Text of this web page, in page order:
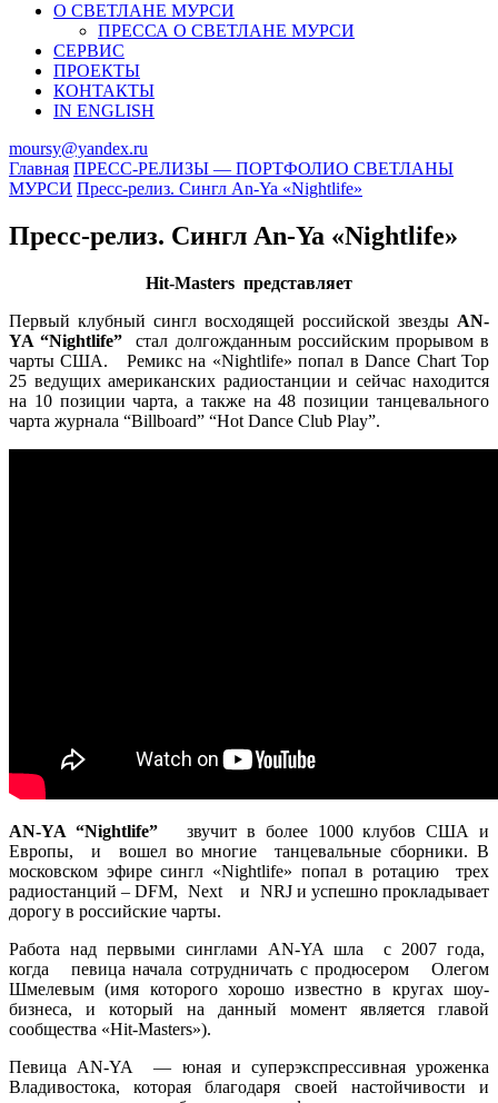
О СВЕТЛАНЕ МУРСИ
ПРЕССА О СВЕТЛАНЕ МУРСИ
СЕРВИС
ПРОЕКТЫ
КОНТАКТЫ
IN ENGLISH
moursy@yandex.ru
Главная ПРЕСС-РЕЛИЗЫ — ПОРТФОЛИО СВЕТЛАНЫ
МУРСИ Пресс-релиз. Сингл An-Ya «Nightlife»
Пресс-релиз. Сингл An-Ya «Nightlife»
Hit-Masters представляет
Первый клубный сингл восходящей российской звезды AN-
YA “Nightlife”
стал долгожданным российским прорывом в
чарты США. Ремикс на «Nightlife» попал в Dance Chart Top
25 ведущих американских радиостанции и сейчас находится
на 10 позиции чарта, а также на 48 позиции танцевального
чарта журнала “Billboard” “Hot Dance Club Play”.
AN-YA “Nightlife”звучит в более 1000 клубов США и
Европы, и вошел во многие танцевальные сборники. В
московском эфире сингл «Nightlife» попал в ротацию трех
радиостанций – DFM, Next и NRJ и успешно прокладывает
дорогу в российские чарты.
Работа над первыми синглами AN-YA шла с 2007 года,
когда певица начала сотрудничать с продюсером Олегом
Шмелевым (имя которого хорошо известно в кругах шоу-
бизнеса, и который на данный момент является главой
сообщества «Hit-Masters»).
Певица AN-YA — юная и суперэкспрессивная уроженка
Владивостока, которая благодаря своей настойчивости и